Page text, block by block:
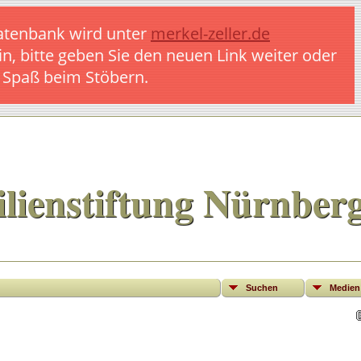
wird unter merkel-zeller.de
bitte geben Sie den neuen Link weiter oder
beim Stöbern.
Suchen Medien